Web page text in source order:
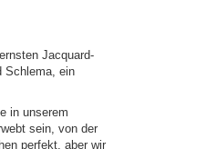
Jacquard-
Schlema, ein
in unserem
sein, von der
perfekt, aber wir